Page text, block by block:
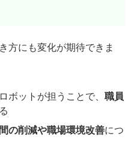
方にも変化が期待できま
ボットが担うことで、 職員
の削減や職場環境改善につ